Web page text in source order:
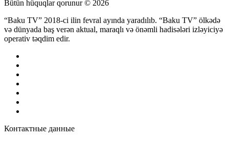
Bütün hüquqlar qorunur © 2026
“Baku TV” 2018-ci ilin fevral ayında yaradılıb. “Baku TV” ölkədə
və dünyada baş verən aktual, maraqlı və önəmli hadisələri izləyiciyə
operativ təqdim edir.
Контактные данные